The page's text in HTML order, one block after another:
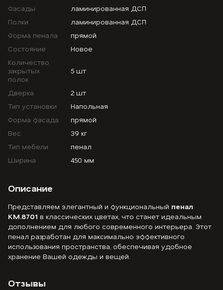
Фасады
ламинированная ДСП
Полки
ламинированная ДСП
Форма пенала
прямой
Состояние
Новое
Количество
закрытых
полок
5 шт
Дверка
2 шт
Тип установки
Напольная
Форма фасада
прямой
Вес
39 кг
Тип мебели
пенал
Ширина
450 мм
Описание
Представляем элегантный и функциональный пенал
KM.8701 в классических цветах, что станет идеальным
дополнением для любого современного интерьера. Этот
пенал разработан для максимально эффективного
использования пространства, обеспечивая удобное
хранение Вашей одежды и вещей.
Отзывы